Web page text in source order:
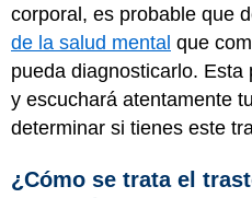
corporal, es probable que
de la salud mental que
pueda diagnosticarlo.
y escuchará atentamente
determinar si tienes este
¿Cómo se trata el